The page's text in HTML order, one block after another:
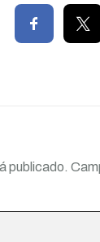
publicado.